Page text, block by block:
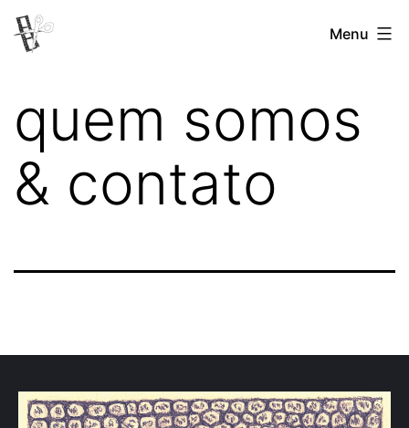
Pular
para
conteúdo
Revista
Menu
quem somos
& contato